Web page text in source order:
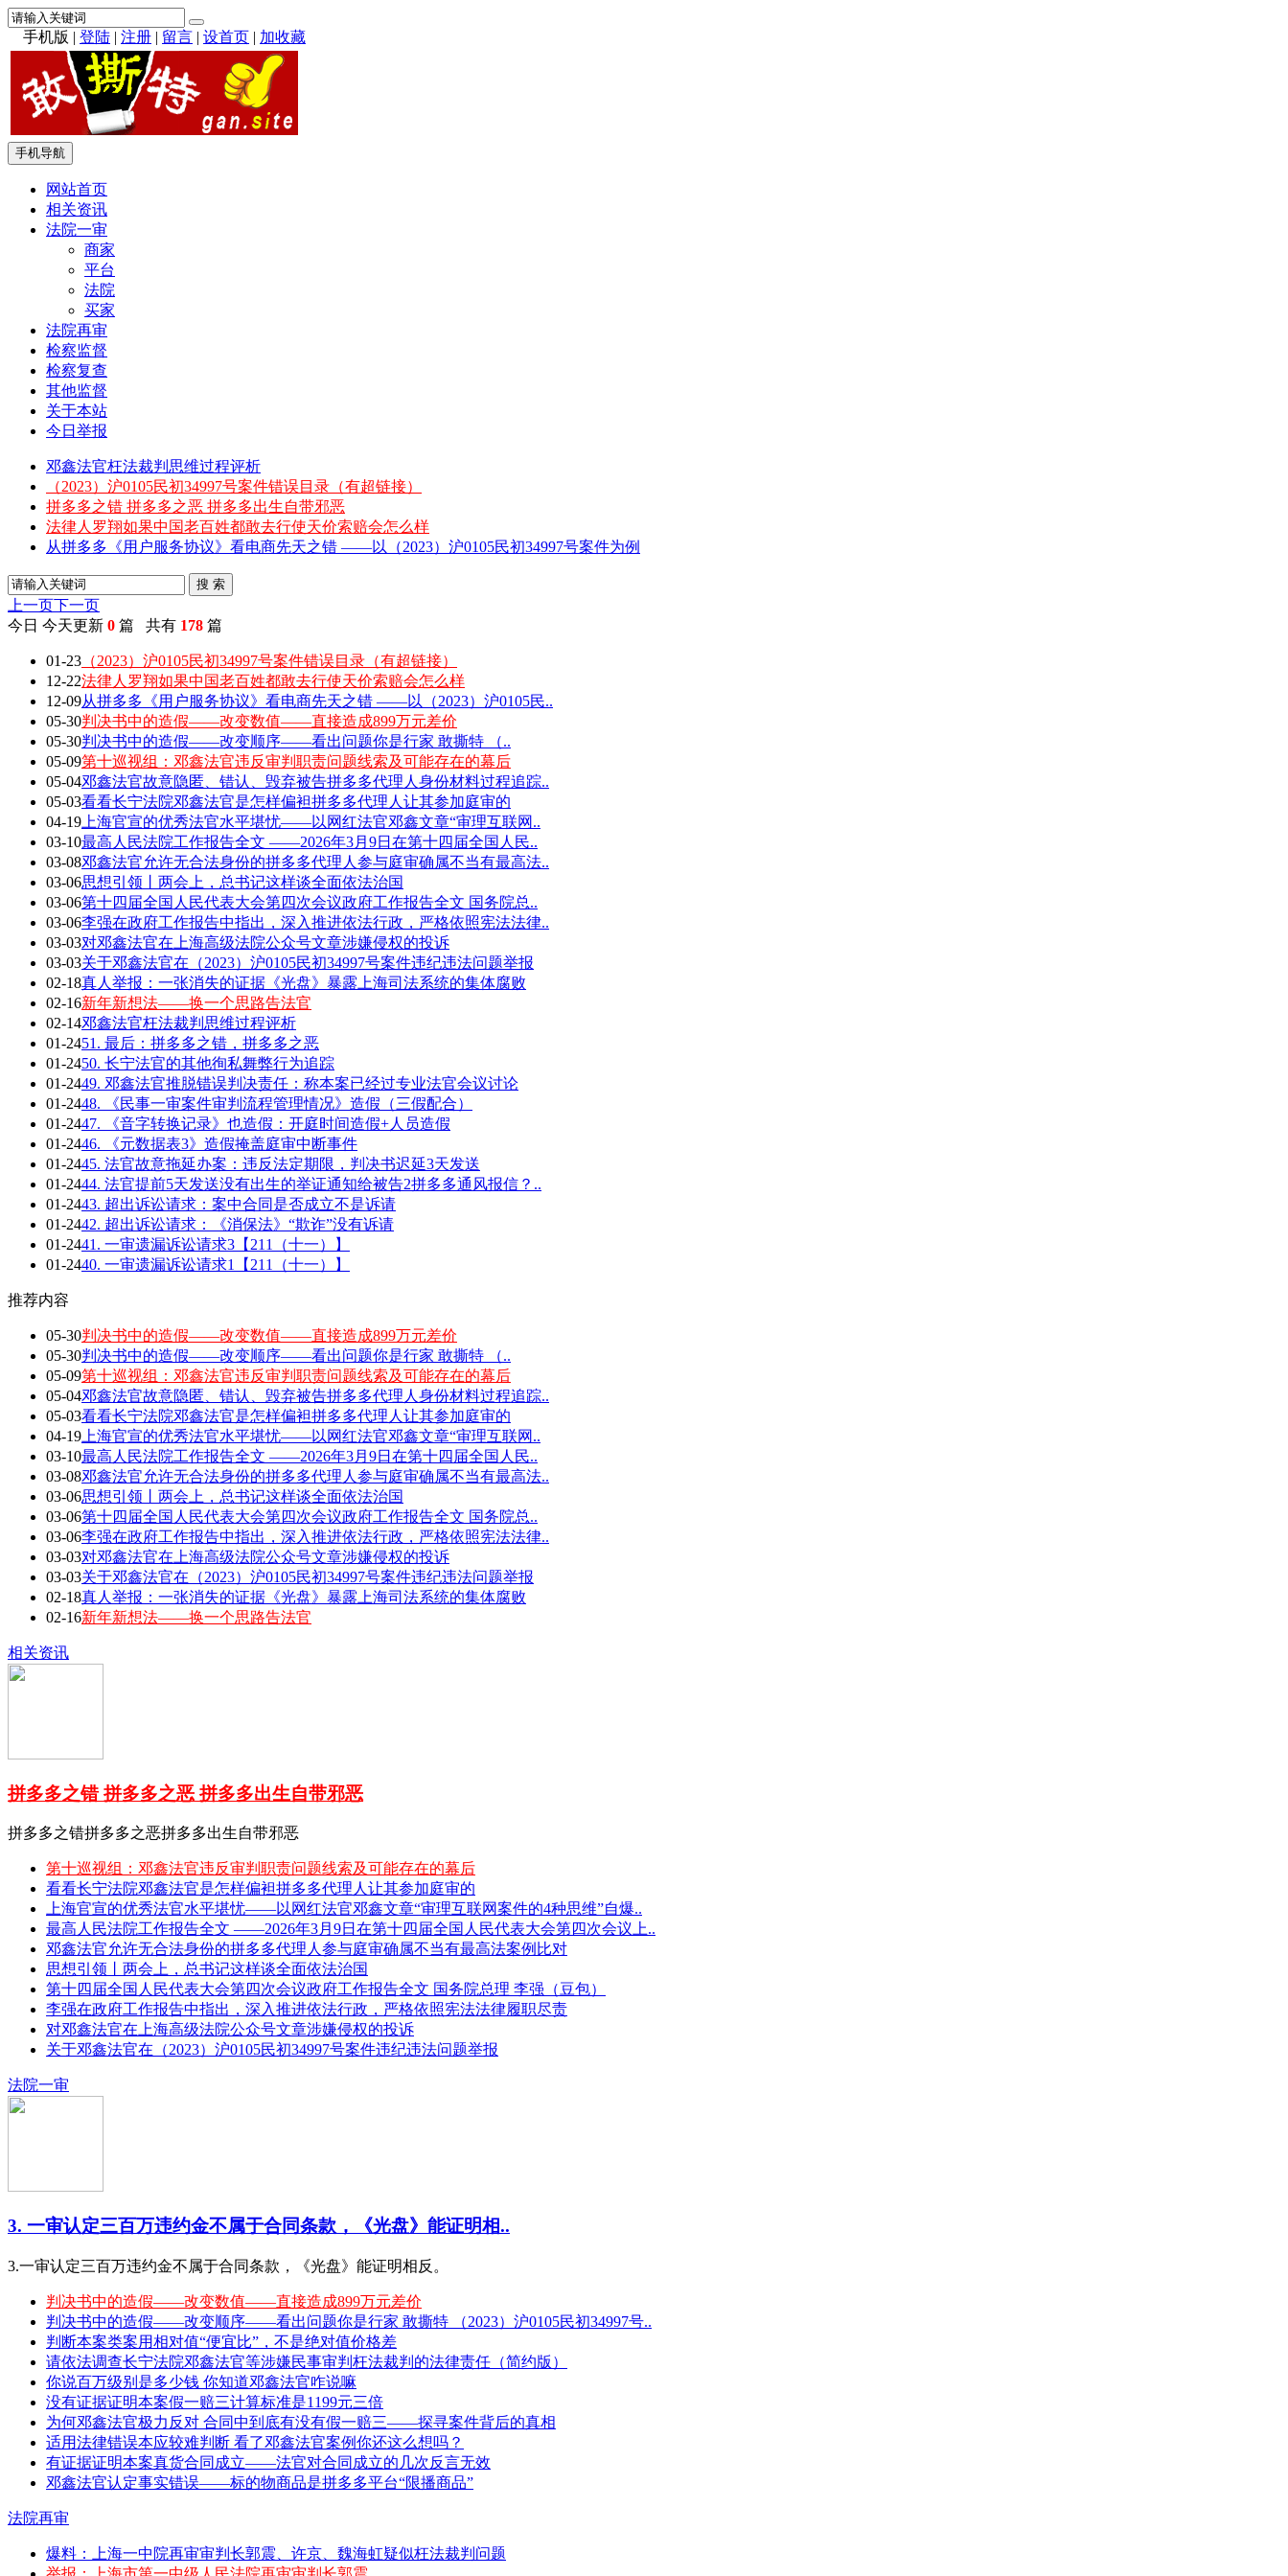
手机版 | 登陆 | 注册 | 留言 | 设首页 | 加收藏
手机导航
网站首页
相关资讯
法院一审
商家
平台
法院
买家
法院再审
检察监督
检察复查
其他监督
关于本站
今日举报
邓鑫法官枉法裁判思维过程评析
（2023）沪0105民初34997号案件错误目录（有超链接）
拼多多之错 拼多多之恶 拼多多出生自带邪恶
法律人罗翔如果中国老百姓都敢去行使天价索赔会怎么样
从拼多多《用户服务协议》看电商先天之错 ——以（2023）沪0105民初34997号案件为例
搜 索
上一页下一页
今日 今天更新 0 篇 共有 178 篇
01-23 （2023）沪0105民初34997号案件错误目录（有超链接）
12-22法律人罗翔如果中国老百姓都敢去行使天价索赔会怎么样
12-09从拼多多《用户服务协议》看电商先天之错 ——以（2023）沪0105民..
05-30判决书中的造假——改变数值——直接造成899万元差价
05-30判决书中的造假——改变顺序——看出问题你是行家 敢撕特 （..
05-09第十巡视组：邓鑫法官违反审判职责问题线索及可能存在的幕后
05-04邓鑫法官故意隐匿、错认、毁弃被告拼多多代理人身份材料过程追踪..
05-03看看长宁法院邓鑫法官是怎样偏袒拼多多代理人让其参加庭审的
04-19 上海官宣的优秀法官水平堪忧——以网红法官邓鑫文章“审理互联网..
03-10最高人民法院工作报告全文 ——2026年3月9日在第十四届全国人民..
03-08邓鑫法官允许无合法身份的拼多多代理人参与庭审确属不当有最高法..
03-06思想引领丨两会上，总书记这样谈全面依法治国
03-06第十四届全国人民代表大会第四次会议政府工作报告全文 国务院总..
03-06李强在政府工作报告中指出，深入推进依法行政，严格依照宪法法律..
03-03对邓鑫法官在上海高级法院公众号文章涉嫌侵权的投诉
03-03关于邓鑫法官在（2023）沪0105民初34997号案件违纪违法问题举报
02-18真人举报：一张消失的证据《光盘》暴露上海司法系统的集体腐败
02-16新年新想法——换一个思路告法官
02-14邓鑫法官枉法裁判思维过程评析
01-2451. 最后：拼多多之错，拼多多之恶
01-2450. 长宁法官的其他徇私舞弊行为追踪
01-2449. 邓鑫法官推脱错误判决责任：称本案已经过专业法官会议讨论
01-2448. 《民事一审案件审判流程管理情况》造假（三假配合）
01-2447. 《音字转换记录》也造假：开庭时间造假+人员造假
01-2446. 《元数据表3》造假掩盖庭审中断事件
01-2445. 法官故意拖延办案：违反法定期限，判决书迟延3天发送
01-2444. 法官提前5天发送没有出生的举证通知给被告2拼多多通风报信？..
01-2443. 超出诉讼请求：案中合同是否成立不是诉请
01-2442. 超出诉讼请求：《消保法》“欺诈”没有诉请
01-2441. 一审遗漏诉讼请求3【211（十一）】
01-2440. 一审遗漏诉讼请求1【211（十一）】
推荐内容
05-30判决书中的造假——改变数值——直接造成899万元差价
05-30判决书中的造假——改变顺序——看出问题你是行家 敢撕特 （..
05-09第十巡视组：邓鑫法官违反审判职责问题线索及可能存在的幕后
05-04邓鑫法官故意隐匿、错认、毁弃被告拼多多代理人身份材料过程追踪..
05-03看看长宁法院邓鑫法官是怎样偏袒拼多多代理人让其参加庭审的
04-19 上海官宣的优秀法官水平堪忧——以网红法官邓鑫文章“审理互联网..
03-10最高人民法院工作报告全文 ——2026年3月9日在第十四届全国人民..
03-08邓鑫法官允许无合法身份的拼多多代理人参与庭审确属不当有最高法..
03-06思想引领丨两会上，总书记这样谈全面依法治国
03-06第十四届全国人民代表大会第四次会议政府工作报告全文 国务院总..
03-06李强在政府工作报告中指出，深入推进依法行政，严格依照宪法法律..
03-03对邓鑫法官在上海高级法院公众号文章涉嫌侵权的投诉
03-03关于邓鑫法官在（2023）沪0105民初34997号案件违纪违法问题举报
02-18真人举报：一张消失的证据《光盘》暴露上海司法系统的集体腐败
02-16新年新想法——换一个思路告法官
相关资讯
拼多多之错 拼多多之恶 拼多多出生自带邪恶
拼多多之错拼多多之恶拼多多出生自带邪恶
第十巡视组：邓鑫法官违反审判职责问题线索及可能存在的幕后
看看长宁法院邓鑫法官是怎样偏袒拼多多代理人让其参加庭审的
上海官宣的优秀法官水平堪忧——以网红法官邓鑫文章“审理互联网案件的4种思维”自爆..
最高人民法院工作报告全文 ——2026年3月9日在第十四届全国人民代表大会第四次会议上..
邓鑫法官允许无合法身份的拼多多代理人参与庭审确属不当有最高法案例比对
思想引领丨两会上，总书记这样谈全面依法治国
第十四届全国人民代表大会第四次会议政府工作报告全文 国务院总理 李强（豆包）
李强在政府工作报告中指出，深入推进依法行政，严格依照宪法法律履职尽责
对邓鑫法官在上海高级法院公众号文章涉嫌侵权的投诉
关于邓鑫法官在（2023）沪0105民初34997号案件违纪违法问题举报
法院一审
3. 一审认定三百万违约金不属于合同条款，《光盘》能证明相..
3.一审认定三百万违约金不属于合同条款，《光盘》能证明相反。
判决书中的造假——改变数值——直接造成899万元差价
判决书中的造假——改变顺序——看出问题你是行家 敢撕特 （2023）沪0105民初34997号..
判断本案类案用相对值“便宜比”，不是绝对值价格差
请依法调查长宁法院邓鑫法官等涉嫌民事审判枉法裁判的法律责任（简约版）
你说百万级别是多少钱 你知道邓鑫法官咋说嘛
没有证据证明本案假一赔三计算标准是1199元三倍
为何邓鑫法官极力反对 合同中到底有没有假一赔三——探寻案件背后的真相
适用法律错误本应较难判断 看了邓鑫法官案例你还这么想吗？
有证据证明本案真货合同成立——法官对合同成立的几次反言无效
邓鑫法官认定事实错误——标的物商品是拼多多平台“限播商品”
法院再审
爆料：上海一中院再审审判长郭震、许京、魏海虹疑似枉法裁判问题